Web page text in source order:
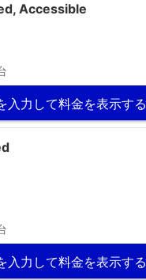
Accessible
入力して料金を表示する
入力して料金を表示する